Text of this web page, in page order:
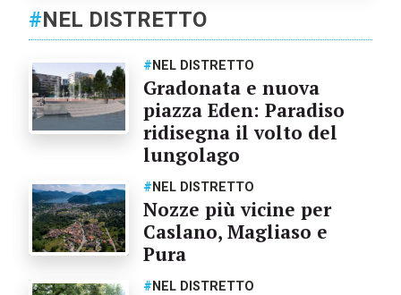
#NEL DISTRETTO
# NEL DISTRETTO
Gradonata e nuova
piazza Eden: Paradiso
ridisegna il volto del
lungolago
# NEL DISTRETTO
Nozze più vicine per
Caslano, Magliaso e
Pura
# NEL DISTRETTO